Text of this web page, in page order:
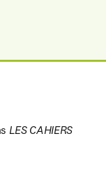
LES CAHIERS